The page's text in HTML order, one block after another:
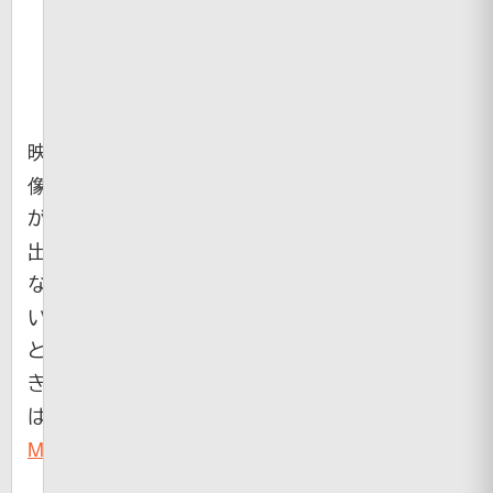
映
像
が
出
な
い
と
き
は
MyVideo